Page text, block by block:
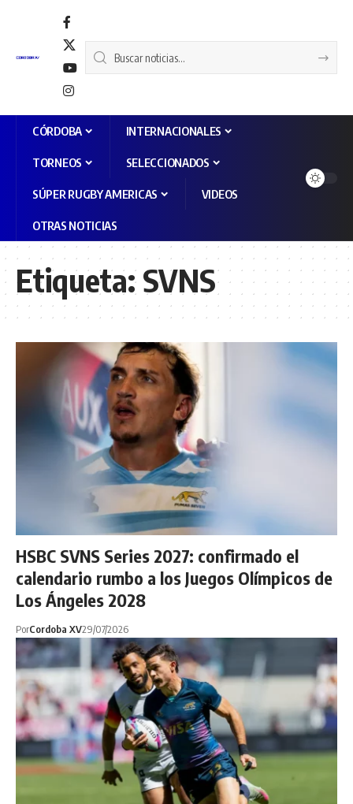
CÓRDOBA INTERNACIONALES
TORNEOS SELECCIONADOS
SÚPER RUGBY AMERICAS VIDEOS
OTRAS NOTICIAS
Etiqueta:SVNS
HSBC SVNS Series 2027: confirmado el
calendario rumbo a los Juegos Olímpicos de
Los Ángeles 2028
PorCordoba XV29/07/2026